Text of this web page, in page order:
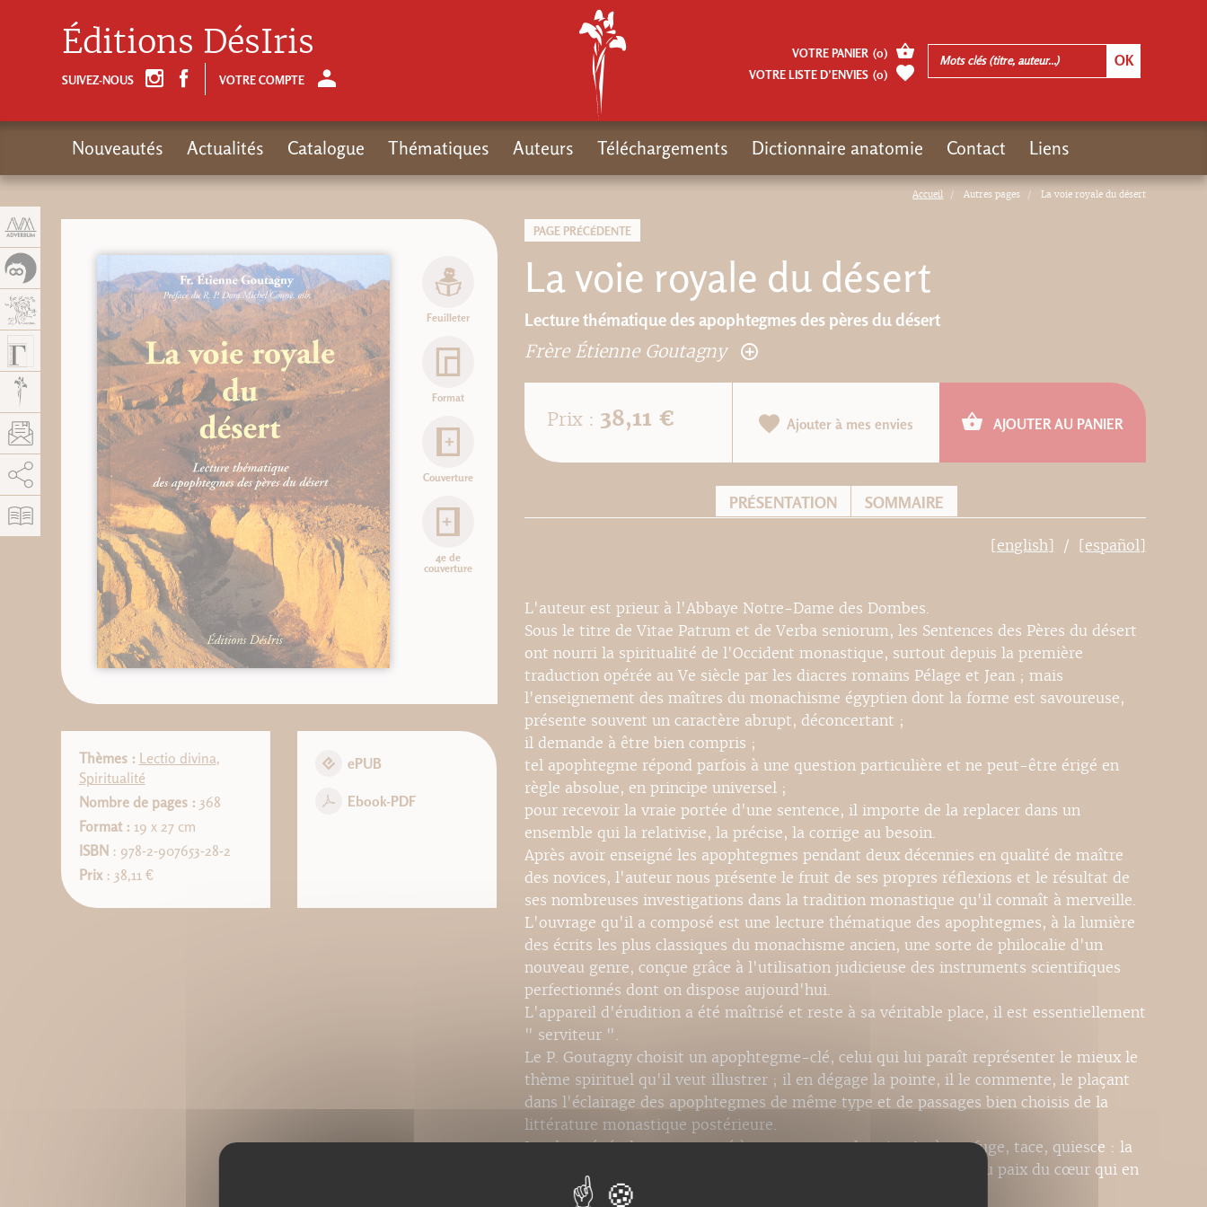
Accueil Autres pages La voie royale du désert
PAGE PRÉCÉDENTE
La voie royale du désert
Lecture thématique des apophtegmes des pères du désert
Frère Étienne Goutagny
Feuilleter
Format
Couverture
4e de
couverture
Thèmes : Lectio divina,
Spiritualité
Nombre de pages : 368
Format : 19 x 27 cm
ISBN : 978-2-907653-28-2
Prix: 38,11 €
ePUB
Ebook-PDF
Prix : 38,11 € Ajouter à mes envies AJOUTER AU PANIER
PRÉSENTATION SOMMAIRE
[english] [español]
L'auteur est prieur à l'Abbaye Notre-Dame des Dombes.
Sous le titre de Vitae Patrum et de Verba seniorum, les Sentences des Pères du désert
ont nourri la spiritualité de l'Occident monastique, surtout depuis la première
traduction opérée au Ve siècle par les diacres romains Pélage et Jean ; mais
l'enseignement des maîtres du monachisme égyptien dont la forme est savoureuse,
présente souvent un caractère abrupt, déconcertant ;
il demande à être bien compris ;
tel apophtegme répond parfois à une question particulière et ne peut-être érigé en
règle absolue, en principe universel ;
pour recevoir la vraie portée d'une sentence, il importe de la replacer dans un
ensemble qui la relativise, la précise, la corrige au besoin.
Après avoir enseigné les apophtegmes pendant deux décennies en qualité de maître
des novices, l'auteur nous présente le fruit de ses propres réflexions et le résultat de
ses nombreuses investigations dans la tradition monastique qu'il connaît à merveille.
L'ouvrage qu'il a composé est une lecture thématique des apophtegmes, à la lumière
des écrits les plus classiques du monachisme ancien, une sorte de philocalie d'un
nouveau genre, conçue grâce à l'utilisation judicieuse des instruments scientifiques
perfectionnés dont on dispose aujourd'hui.
L'appareil d'érudition a été maîtrisé et reste à sa véritable place, il est essentiellement
" serviteur ".
Le P. Goutagny choisit un apophtegme-clé, celui qui lui paraît représenter le mieux le
thème spirituel qu'il veut illustrer ; il en dégage la pointe, il le commente, le plaçant
dans l'éclairage des apophtegmes de même type et de passages bien choisis de la
littérature monastique postérieure.
Le plan général est emprunté à une sentence de saint Arsène : fuge, tace, quiesce : la
fuite du monde, le silence dans la solitude effective, l'hésychia ou paix du cœur qui en
est normalement le fruit.
Éditions DésIris
SUIVEZ-NOUS VOTRE COMPTE
VOTRE PANIER (0)
VOTRE LISTE D’ENVIES (0)
Nouveautés Actualités Catalogue Thématiques Auteurs Téléchargements Dictionnaire anatomie Contact Liens
AddThis est désactivé. Autoriser